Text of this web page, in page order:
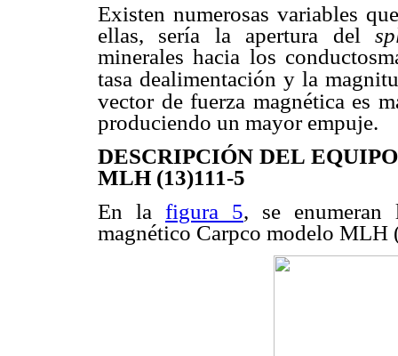
Existen numerosas variables
ellas, sería la apertura del
minerales hacia los
tasa dealimentación y la
vector de fuerza magnética es
produciendo un mayor empuje.
DESCRIPCIÓN DEL
MLH (13)111-5
En la figura 5, se enumeran
magnético Carpco modelo MLH